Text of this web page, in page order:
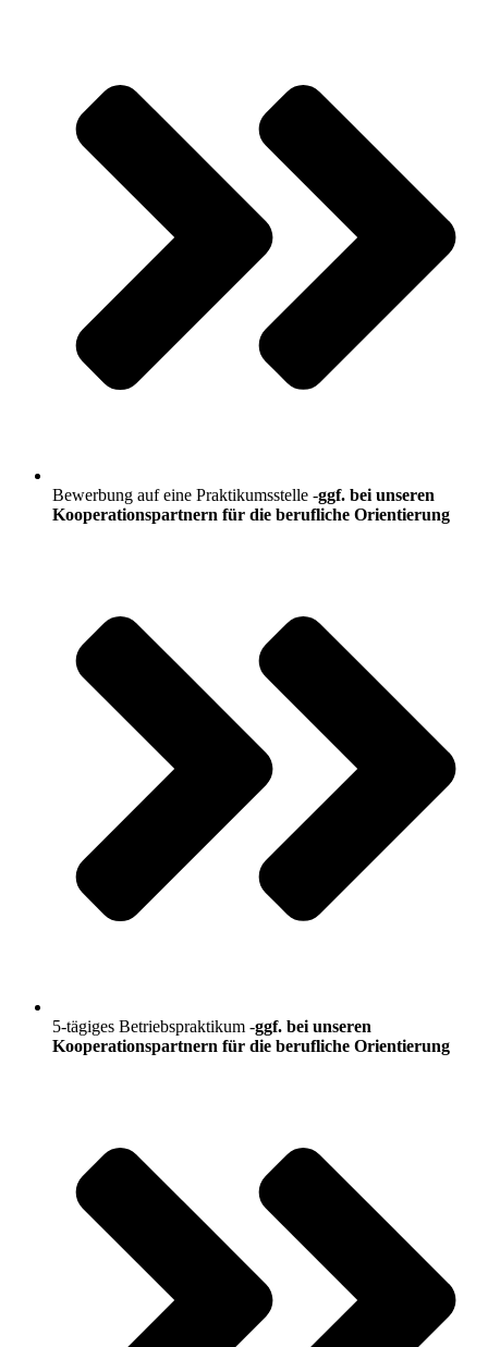
Bewerbung auf eine Praktikumsstelle -ggf. bei unseren
Kooperationspartnern für die berufliche Orientierung
5-tägiges Betriebspraktikum -ggf. bei unseren
Kooperationspartnern für die berufliche Orientierung